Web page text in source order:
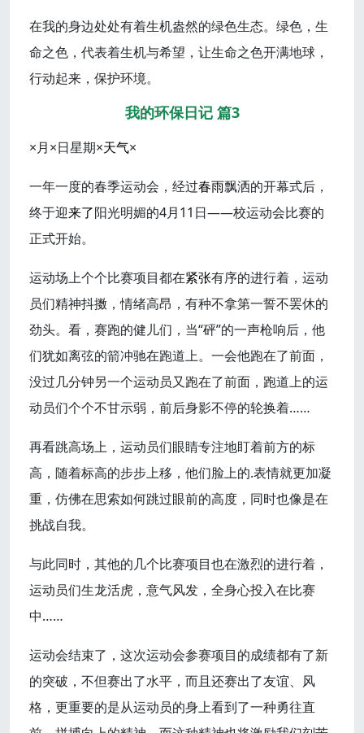
在我的身边处处有着生机盎然的绿色生态。绿色，生
命之色，代表着生机与希望，让生命之色开满地球，
行动起来，保护环境。
我的环保日记 篇3
×月×日星期×天气×
一年一度的春季运动会，经过春雨飘洒的开幕式后，
终于迎来了阳光明媚的4月11日——校运动会比赛的
正式开始。
运动场上个个比赛项目都在紧张有序的进行着，运动
员们精神抖擞，情绪高昂，有种不拿第一誓不罢休的
劲头。看，赛跑的健儿们，当“砰”的一声枪响后，他
们犹如离弦的箭冲驰在跑道上。一会他跑在了前面，
没过几分钟另一个运动员又跑在了前面，跑道上的运
动员们个个不甘示弱，前后身影不停的轮换着……
再看跳高场上，运动员们眼睛专注地盯着前方的标
高，随着标高的步步上移，他们脸上的.表情就更加凝
重，仿佛在思索如何跳过眼前的高度，同时也像是在
挑战自我。
与此同时，其他的几个比赛项目也在激烈的进行着，
运动员们生龙活虎，意气风发，全身心投入在比赛
中……
运动会结束了，这次运动会参赛项目的成绩都有了新
的突破，不但赛出了水平，而且还赛出了友谊、风
格，更重要的是从运动员的身上看到了一种勇往直